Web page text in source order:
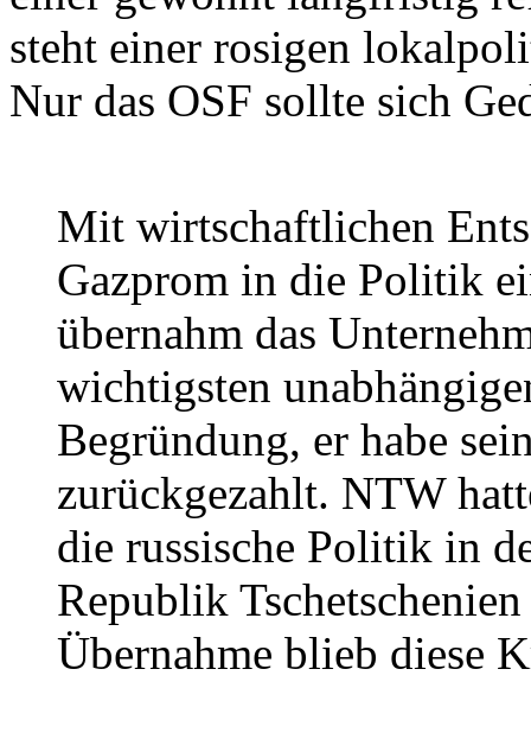
steht einer rosigen
Nur das OSF sollte sich
Mit wirtschaftlichen
Gazprom in die Politik
übernahm das
wichtigsten
Begründung, er habe
zurückgezahlt. NTW
die russische Politik in
Republik
Übernahme blieb diese